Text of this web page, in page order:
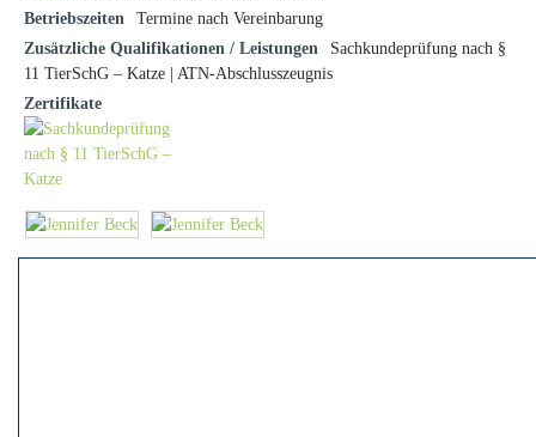
Betriebszeiten
Termine nach Vereinbarung
Zusätzliche Qualifikationen / Leistungen
Sachkundeprüfung nach §
11 TierSchG – Katze | ATN-Abschlusszeugnis
Zertifikate